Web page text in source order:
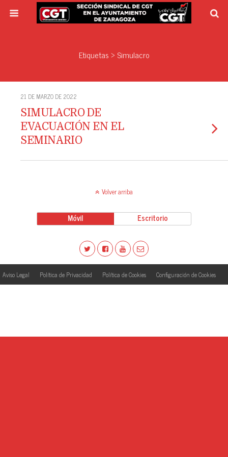
Etiquetas › Simulacro
21 DE MARZO DE 2022
SIMULACRO DE
EVACUACIÓN EN EL
SEMINARIO
Volver arriba
Móvil Escritorio
Aviso Legal Política de Privacidad Política de Cookies Configuración de Cookies